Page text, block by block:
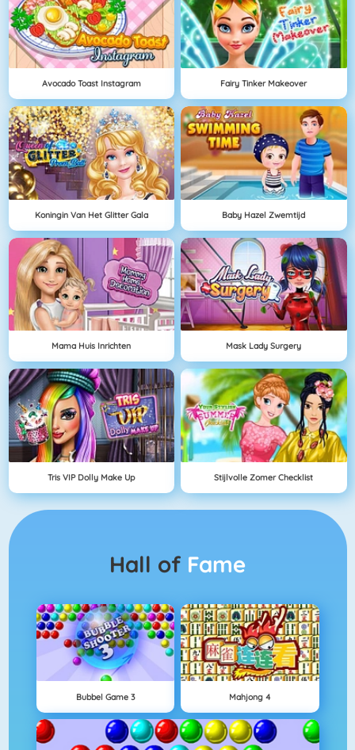
Avocado Toast Instagram Fairy Tinker Makeover
Koningin Van Het Glitter Gala Baby Hazel Zwemtijd
Mama Huis Inrichten Mask Lady Surgery
Tris VIP Dolly Make Up Stijlvolle Zomer Checklist
Hall of Fame
Bubbel Game 3 Mahjong 4